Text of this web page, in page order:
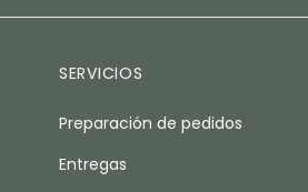
SERVICIOS
Preparación de pedidos
Entregas